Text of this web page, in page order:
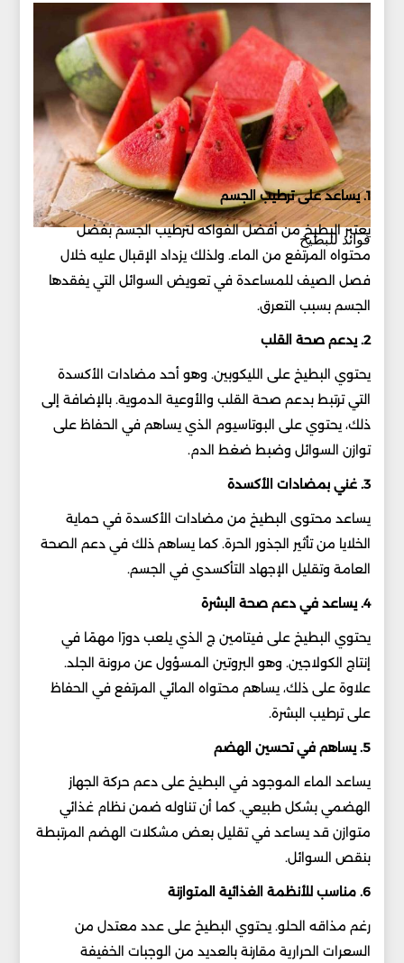
فوائد للبطيخ
1. يساعد على ترطيب الجسم
يعتبر البطيخ من أفضل الفواكه لترطيب الجسم بفضل
محتواه المرتفع من الماء. ولذلك يزداد الإقبال عليه خلال
فصل الصيف للمساعدة في تعويض السوائل التي يفقدها
الجسم بسبب التعرق.
2. يدعم صحة القلب
يحتوي البطيخ على الليكوبين. وهو أحد مضادات الأكسدة
التي ترتبط بدعم صحة القلب والأوعية الدموية. بالإضافة إلى
ذلك، يحتوي على البوتاسيوم الذي يساهم في الحفاظ على
توازن السوائل وضبط ضغط الدم.
3. غني بمضادات الأكسدة
يساعد محتوى البطيخ من مضادات الأكسدة في حماية
الخلايا من تأثير الجذور الحرة. كما يساهم ذلك في دعم الصحة
العامة وتقليل الإجهاد التأكسدي في الجسم.
4. يساعد في دعم صحة البشرة
يحتوي البطيخ على فيتامين ج الذي يلعب دورًا مهمًا في
إنتاج الكولاجين. وهو البروتين المسؤول عن مرونة الجلد.
علاوة على ذلك، يساهم محتواه المائي المرتفع في الحفاظ
على ترطيب البشرة.
5. يساهم في تحسين الهضم
يساعد الماء الموجود في البطيخ على دعم حركة الجهاز
الهضمي بشكل طبيعي. كما أن تناوله ضمن نظام غذائي
متوازن قد يساعد في تقليل بعض مشكلات الهضم المرتبطة
بنقص السوائل.
6. مناسب للأنظمة الغذائية المتوازنة
رغم مذاقه الحلو. يحتوي البطيخ على عدد معتدل من
السعرات الحرارية مقارنة بالعديد من الوجبات الخفيفة